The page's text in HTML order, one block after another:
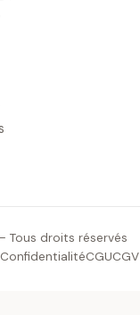
Tous droits réservés
ConfidentialitéCGUCGV